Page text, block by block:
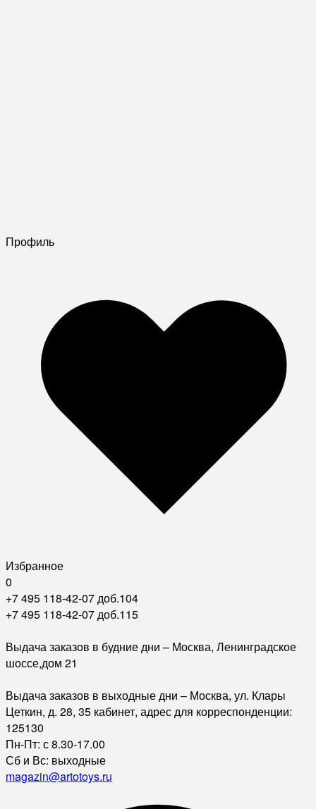
Профиль
Избранное
0
+7 495 118-42-07 доб.104
+7 495 118-42-07 доб.115
Выдача заказов в будние дни – Москва, Ленинградское
шоссе,дом 21
Выдача заказов в выходные дни – Москва, ул. Клары
Цеткин, д. 28, 35 кабинет, адрес для корреспонденции:
125130
Пн-Пт: с 8.30-17.00
Сб и Вс: выходные
magazin@artotoys.ru